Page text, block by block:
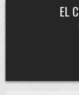
Skip
to
content
EL